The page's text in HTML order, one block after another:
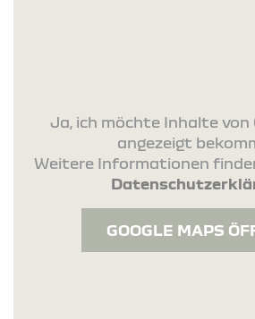
Ja, ich möchte Inhalte von
angezeigt
Weitere Informationen
GOOGLE MAPS